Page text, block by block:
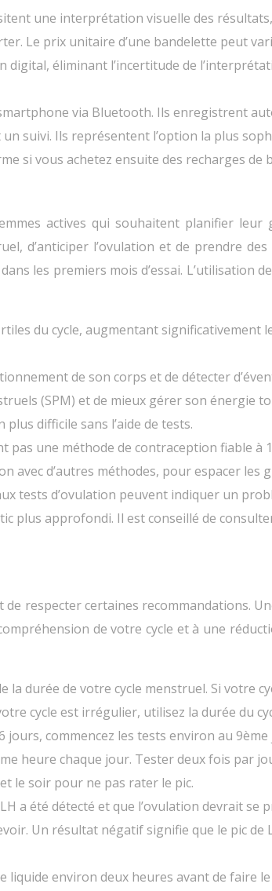
une interprétation visuelle des
Le prix unitaire d’une bandelette peut
éliminant l’incertitude de
via Bluetooth. Ils enregistrent
suivi. Ils représentent l’option la plus
si vous achetez ensuite des recharges de
actives qui souhaitent planifier
d’anticiper l’ovulation et de prendre
les premiers mois d’essai. L’utilisation
du cycle, augmentant significativement
de son corps et de détecter
(SPM) et de mieux gérer son énergie
difficile sans l’aide de tests.
pas une méthode de contraception fiable à
d’autres méthodes, pour espacer les
tests d’ovulation peuvent indiquer un
plus approfondi. Il est conseillé de
respecter certaines recommandations.
de votre cycle et à une
la durée de votre cycle menstruel. Si votre
cycle est irrégulier, utilisez la durée du
commencez les tests environ au 9ème
heure chaque jour. Tester deux fois par
le soir pour ne pas rater le pic.
a été détecté et que l’ovulation devrait se
Un résultat négatif signifie que le pic de
liquide environ deux heures avant de faire